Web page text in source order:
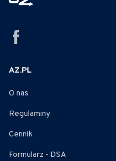
AZ.PL
O nas
Regulaminy
Cennik
Formularz - DSA